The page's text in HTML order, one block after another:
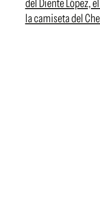
del Diente López,
la camiseta del